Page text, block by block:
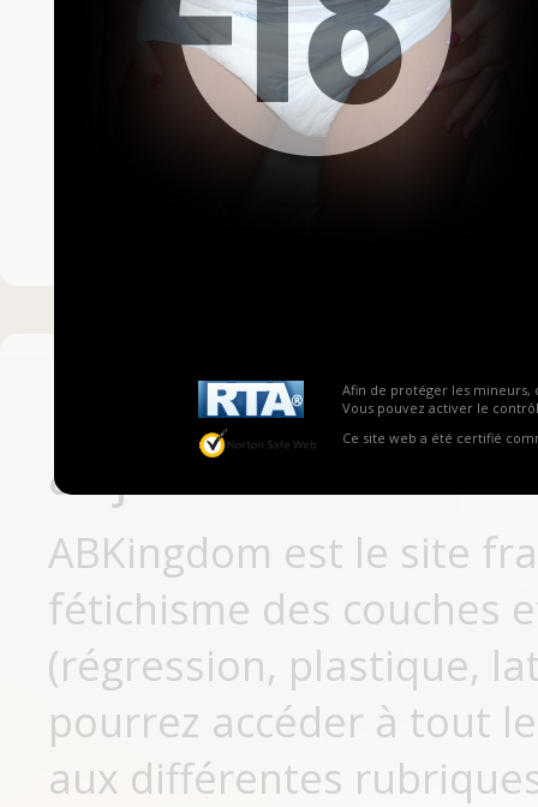
Afin de protéger les mineurs,
Vous pouvez activer le
Ce site web a été certifié
Nom d'utilisateur
Mot de passe
Pas encore
aujourd'hui
ABKingdom est le site
fétichisme des couches
(régression, plastique,
pourrez accéder à tout
aux différentes